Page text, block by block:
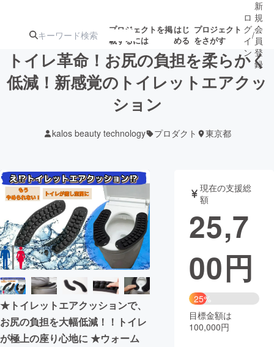
プロジェクトを掲
載するには
はじ
める
プロジェクト
をさがす
注目の新着プロ募集終了が近いプ
テクノロジー・ガジェット
映像・映画 書籍・雑誌
ビジネス・起業 チャレンジ
まちづくり・地域活性化
CAMPFIRE for Social Good
CAMPFIRE Creation
ロ
グ
イ
ン
/
新
規
会
員
登
録
トイレ革命！お尻の負担を柔らかく
低減！新感覚のトイレットエアクッ
ション
kalos beauty technology プロダクト 東京都
★トイレットエアクッションで、
お尻の負担を大幅低減！！トイレ
が極上の座り心地に ★ウォーム
現在の支援総
額
25,7
00円
25%
目標金額は
100,000円